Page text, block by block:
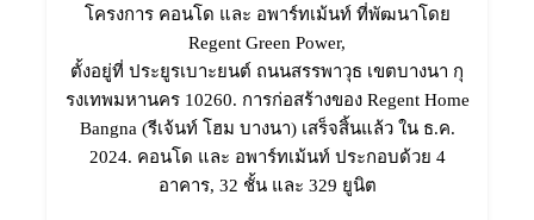
โครงการ คอนโด และ อพาร์ทเม้นท์ ที่พัฒนาโดย
Regent Green Power,
ตั้งอยู่ที่ ประยูรเบาะยนต์ ถนนสรรพาวุธ เขตบางนา กุ
รงเทพมหานคร 10260. การก่อสร้างของ Regent Home
Bangna (รีเจ้นท์ โฮม บางนา) เสร็จสิ้นแล้ว ใน ธ.ค.
2024. คอนโด และ อพาร์ทเม้นท์ ประกอบด้วย 4
อาคาร, 32 ชั้น และ 329 ยูนิต